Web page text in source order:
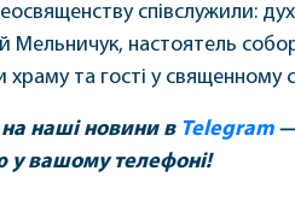
співслужили:
Мельничук, настоятель
храму та гості у священному
на наші новини в Telegram—
у вашому телефоні!